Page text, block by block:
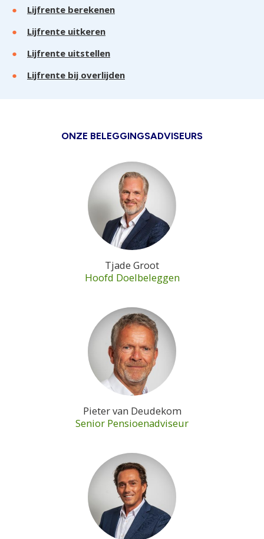
Lijfrente berekenen
Lijfrente uitkeren
Lijfrente uitstellen
Lijfrente bij overlijden
ONZE BELEGGINGSADVISEURS
Tjade Groot
Hoofd Doelbeleggen
Pieter van Deudekom
Senior Pensioenadviseur